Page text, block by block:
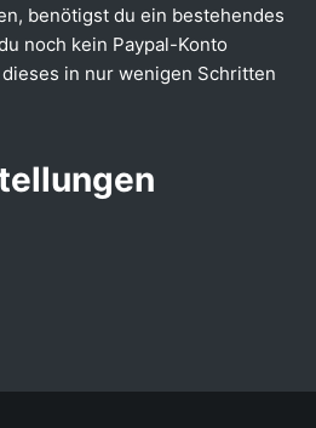
benötigst du ein bestehendes
noch kein Paypal-Konto
in nur wenigen Schritten